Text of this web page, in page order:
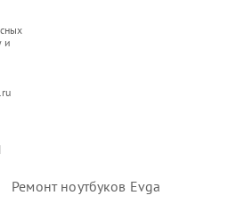
и
Ремонт ноутбуков Evga